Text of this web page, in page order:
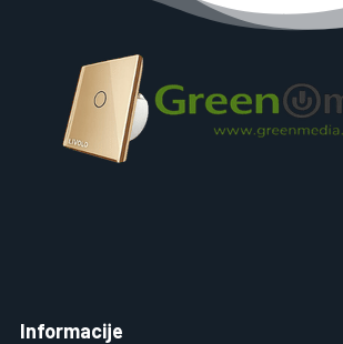
Informacije